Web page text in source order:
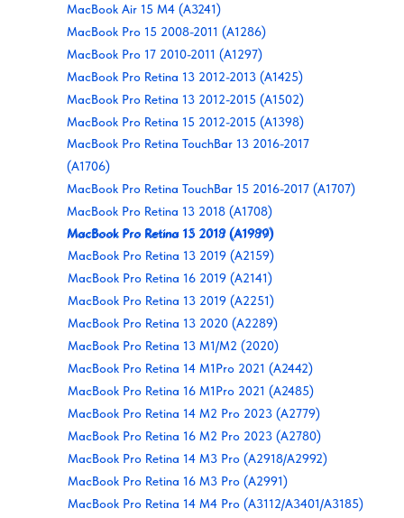
MacBook Air 15 M4 (A3241)
MacBook Pro 15 2008-2011 (A1286)
MacBook Pro 17 2010-2011 (A1297)
MacBook Pro Retina 13 2012-2013 (A1425)
MacBook Pro Retina 13 2012-2015 (A1502)
MacBook Pro Retina 15 2012-2015 (A1398)
MacBook Pro Retina TouchBar 13 2016-2017
(A1706)
MacBook Pro Retina TouchBar 15 2016-2017 (A1707)
MacBook Pro Retina 13 2018 (A1708)
MacBook Pro Retina 13 2018 (A1989)
MacBook Pro Retina 15 2019 (A1990)
MacBook Pro Retina 13 2019 (A2159)
MacBook Pro Retina 16 2019 (A2141)
MacBook Pro Retina 13 2019 (A2251)
MacBook Pro Retina 13 2020 (A2289)
MacBook Pro Retina 13 M1/M2 (2020)
MacBook Pro Retina 14 M1Pro 2021 (A2442)
MacBook Pro Retina 16 M1Pro 2021 (A2485)
MacBook Pro Retina 14 M2 Pro 2023 (A2779)
MacBook Pro Retina 16 M2 Pro 2023 (A2780)
MacBook Pro Retina 14 M3 Pro (A2918/A2992)
MacBook Pro Retina 16 M3 Pro (A2991)
MacBook Pro Retina 14 M4 Pro (A3112/A3401/A3185)